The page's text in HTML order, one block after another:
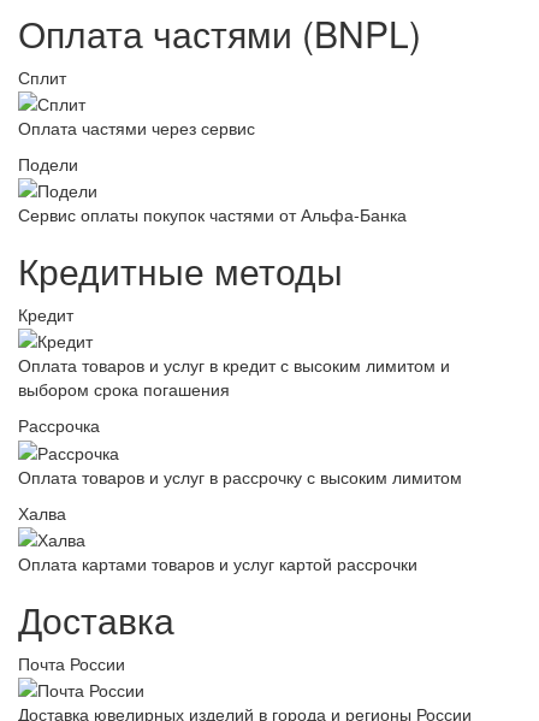
Оплата частями (BNPL)
Сплит
Оплата частями через сервис
Подели
Сервис оплаты покупок частями от Альфа-Банка
Кредитные методы
Кредит
Оплата товаров и услуг в кредит с высоким лимитом и
выбором срока погашения
Рассрочка
Оплата товаров и услуг в рассрочку с высоким лимитом
Халва
Оплата картами товаров и услуг картой рассрочки
Доставка
Почта России
Доставка ювелирных изделий в города и регионы России